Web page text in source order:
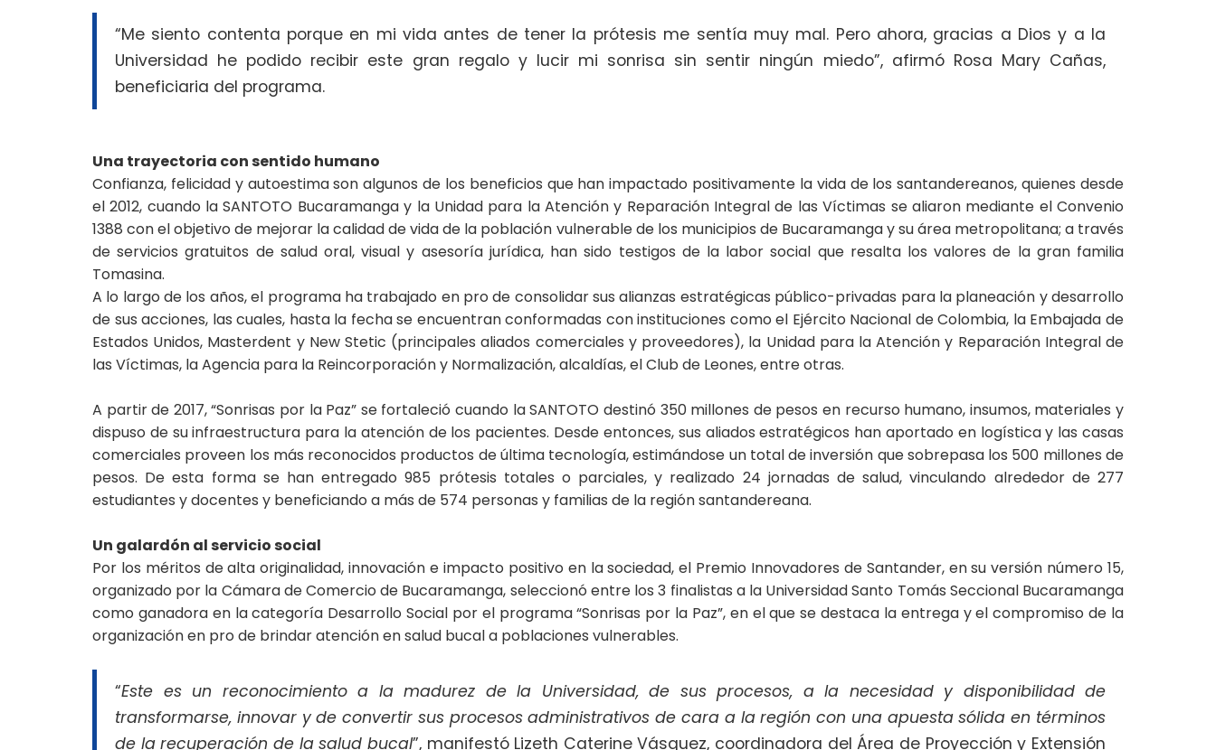
“Me siento contenta porque en mi vida antes de tener la prótesis me sentía muy mal. Pero ahora, gracias a Dios y a la
Universidad he podido recibir este gran regalo y lucir mi sonrisa sin sentir ningún miedo”, afirmó Rosa Mary Cañas,
beneficiaria del programa.
Una trayectoria con sentido humano
Confianza, felicidad y autoestima son algunos de los beneficios que han impactado positivamente la vida de los santandereanos, quienes desde
el 2012, cuando la SANTOTO Bucaramanga y la Unidad para la Atención y Reparación Integral de las Víctimas se aliaron mediante el Convenio
1388 con el objetivo de mejorar la calidad de vida de la población vulnerable de los municipios de Bucaramanga y su área metropolitana; a través
de servicios gratuitos de salud oral, visual y asesoría jurídica, han sido testigos de la labor social que resalta los valores de la gran familia
Tomasina.
A lo largo de los años, el programa ha trabajado en pro de consolidar sus alianzas estratégicas público-privadas para la planeación y desarrollo
de sus acciones, las cuales, hasta la fecha se encuentran conformadas con instituciones como el Ejército Nacional de Colombia, la Embajada de
Estados Unidos, Masterdent y New Stetic (principales aliados comerciales y proveedores), la Unidad para la Atención y Reparación Integral de
las Víctimas, la Agencia para la Reincorporación y Normalización, alcaldías, el Club de Leones, entre otras.
A partir de 2017, “Sonrisas por la Paz” se fortaleció cuando la SANTOTO destinó 350 millones de pesos en recurso humano, insumos, materiales y
dispuso de su infraestructura para la atención de los pacientes. Desde entonces, sus aliados estratégicos han aportado en logística y las casas
comerciales proveen los más reconocidos productos de última tecnología, estimándose un total de inversión que sobrepasa los 500 millones de
pesos. De esta forma se han entregado 985 prótesis totales o parciales, y realizado 24 jornadas de salud, vinculando alrededor de 277
estudiantes y docentes y beneficiando a más de 574 personas y familias de la región santandereana.
Un galardón al servicio social
Por los méritos de alta originalidad, innovación e impacto positivo en la sociedad, el Premio Innovadores de Santander, en su versión número 15,
organizado por la Cámara de Comercio de Bucaramanga, seleccionó entre los 3 finalistas a la Universidad Santo Tomás Seccional Bucaramanga
como ganadora en la categoría Desarrollo Social por el programa “Sonrisas por la Paz”, en el que se destaca la entrega y el compromiso de la
organización en pro de brindar atención en salud bucal a poblaciones vulnerables.
“Este es un reconocimiento a la madurez de la Universidad, de sus procesos, a la necesidad y disponibilidad de
transformarse, innovar y de convertir sus procesos administrativos de cara a la región con una apuesta sólida en términos
de la recuperación de la salud bucal”, manifestó Lizeth Caterine Vásquez, coordinadora del Área de Proyección y Extensión